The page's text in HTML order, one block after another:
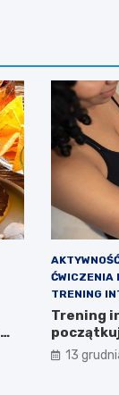
ĆWICZENIA
TRENING
Trening
przynosi
13